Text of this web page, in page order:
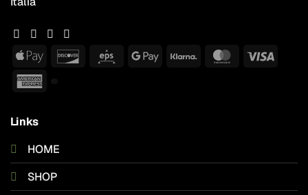
Apple
Discover Eps
GoogleKlarna MasterCard
Visa
Links
HOME
SHOP